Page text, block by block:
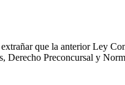
que la anterior Ley
Derecho Preconcursal y